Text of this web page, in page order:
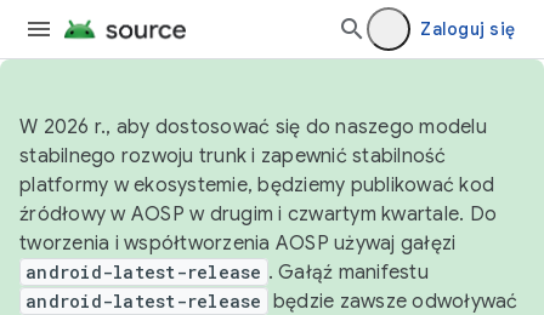
Zaloguj się
W 2026 r., aby dostosować się do naszego modelu
stabilnego rozwoju trunk i zapewnić stabilność
platformy w ekosystemie, będziemy publikować kod
źródłowy w AOSP w drugim i czwartym kwartale. Do
tworzenia i współtworzenia AOSP używaj gałęzi
android-latest-release . Gałąź manifestu
android-latest-release będzie zawsze odwoływać